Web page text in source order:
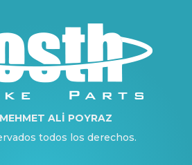
ALİ POYRAZ
todos los derechos.